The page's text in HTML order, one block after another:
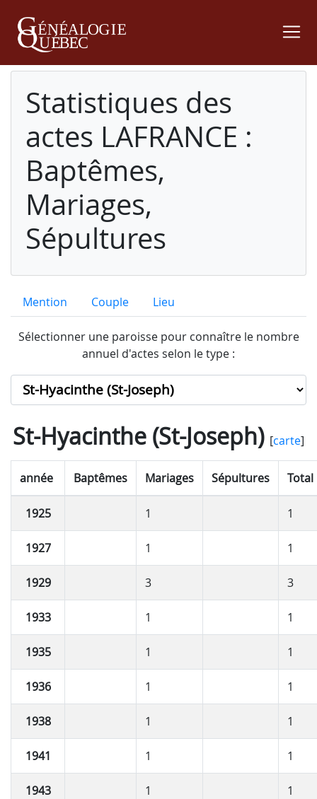
Statistiques des
actes LAFRANCE :
Baptêmes,
Mariages,
Sépultures
Mention Couple Lieu
Sélectionner une paroisse pour connaître le nombre
annuel d'actes selon le type :
St-Hyacinthe (St-Joseph)[carte]
année Baptêmes Mariages Sépultures Total
1925 1 1
1927 1 1
1929 3 3
1933 1 1
1935 1 1
1936 1 1
1938 1 1
1941 1 1
1943 1 1